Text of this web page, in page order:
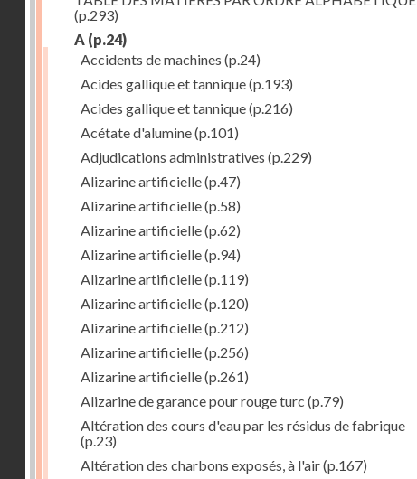
(p.293)
A (p.24)
Accidents de machines (p.24)
Acides gallique et tannique(p.193)
Acides gallique et tannique(p.216)
Acétate d'alumine(p.101)
Adjudications administratives (p.229)
Alizarine artificielle(p.47)
Alizarine artificielle(p.58)
Alizarine artificielle(p.62)
Alizarine artificielle(p.94)
Alizarine artificielle(p.119)
Alizarine artificielle(p.120)
Alizarine artificielle(p.212)
Alizarine artificielle(p.256)
Alizarine artificielle(p.261)
Alizarine de garance pour rouge turc (p.79)
Altération des cours d'eau par les résidus de fabrique
(p.23)
Altération des charbons exposés, à l'air(p.167)